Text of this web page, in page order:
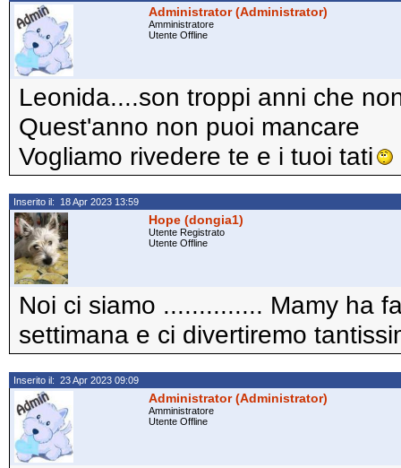
Administrator (Administrator)
Amministratore
Utente Offline
Leonida....son troppi anni che
Quest'anno non puoi mancare
Vogliamo rivedere te e i tuoi tati
Inserito il: 18 Apr 2023 13:59
Hope (dongia1)
Utente Registrato
Utente Offline
Noi ci siamo .............. Mamy ha
settimana e ci divertiremo
Inserito il: 23 Apr 2023 09:09
Administrator (Administrator)
Amministratore
Utente Offline